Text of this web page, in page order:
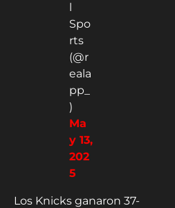
l
Spo
rts
(@r
eala
pp_
)
Ma
y 13,
202
5
Los Knicks ganaron 37-